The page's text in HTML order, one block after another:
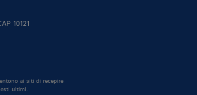
10121
ai siti di recepire
ultimi.